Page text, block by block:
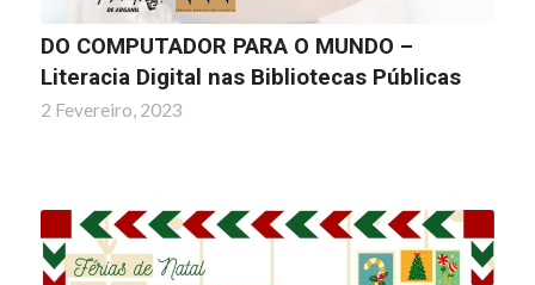
DO COMPUTADOR PARA O MUNDO –
Literacia Digital nas Bibliotecas Públicas
2 Fevereiro, 2023